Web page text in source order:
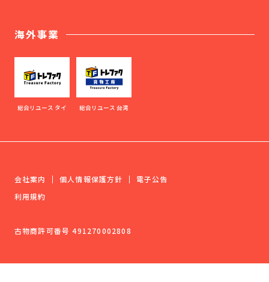
海外事業
総合リユース タイ 総合リユース 台湾
会社案内 個人情報保護方針
電子公告
利用規約
古物商許可番号 491270002808